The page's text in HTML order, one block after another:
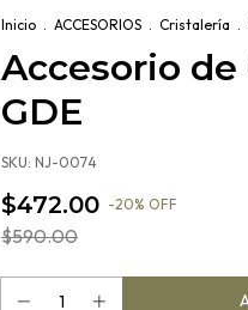
Inicio . ACCESORIOS . Cristalería .
Accesorio
GDE
SKU: NJ-0074
$472.00 -20% OFF
$590.00